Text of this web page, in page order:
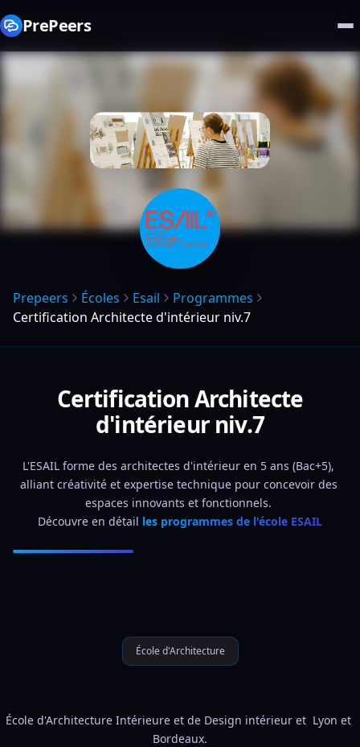
PrePeers
Prepeers Écoles Esail
Programmes
Certification Architecte d'intérieur niv.7
Certification Architecte
d'intérieur niv.7
L'ESAIL forme des architectes d'intérieur en 5 ans (Bac+5),
alliant créativité et expertise technique pour concevoir des
espaces innovants et fonctionnels.
Découvre en détail les programmes de l'école ESAIL
École d'Architecture
École d'Architecture Intérieure et de Design intérieur et  Lyon et
Bordeaux.